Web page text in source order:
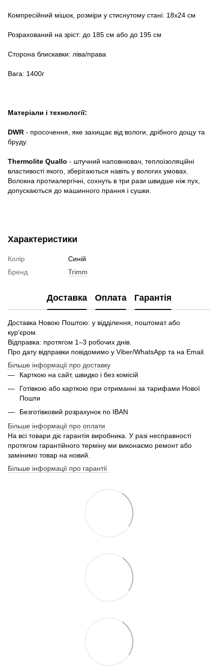
Компресійний мішок, розміри у стиснутому стані: 18x24 см
Розрахований на зріст: до 185 см або до 195 см
Сторона блискавки: ліва/права
Вага: 1400г
Матеріали і технології:
DWR - просочення, яке захищає від вологи, дрібного дощу та
бруду.
Thermolite Quallo - штучний наповнювач, теплоізоляційні
властивості якого, зберігаються навіть у вологих умовах.
Волокна протиалергічні, сохнуть в три рази швидше ніж пух,
допускаються до машинного прання і сушки.
Характеристики
Колір
Синій
Бренд
Trimm
Доставка Оплата Гарантія
Доставка Новою Поштою: у відділення, поштомат або
кур'єром.
Відправка: протягом 1–3 робочих днів.
Про дату відправки повідомимо у Viber/WhatsApp та на Email.
Більше інформації про доставку
Карткою на сайт, швидко і без комісій
Готівкою або карткою при отриманні за тарифами Нової
Пошти
Безготівковий розрахунок по IBAN
Більше інформації про оплати
На всі товари діє гарантія виробника. У разі несправності
протягом гарантійного терміну ми виконаємо ремонт або
замінимо товар на новий.
Більше інформації про гарантії